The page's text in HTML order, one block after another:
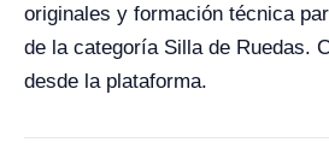
originales y formación técnica
de la categoría Silla de Ruedas.
desde la plataforma.